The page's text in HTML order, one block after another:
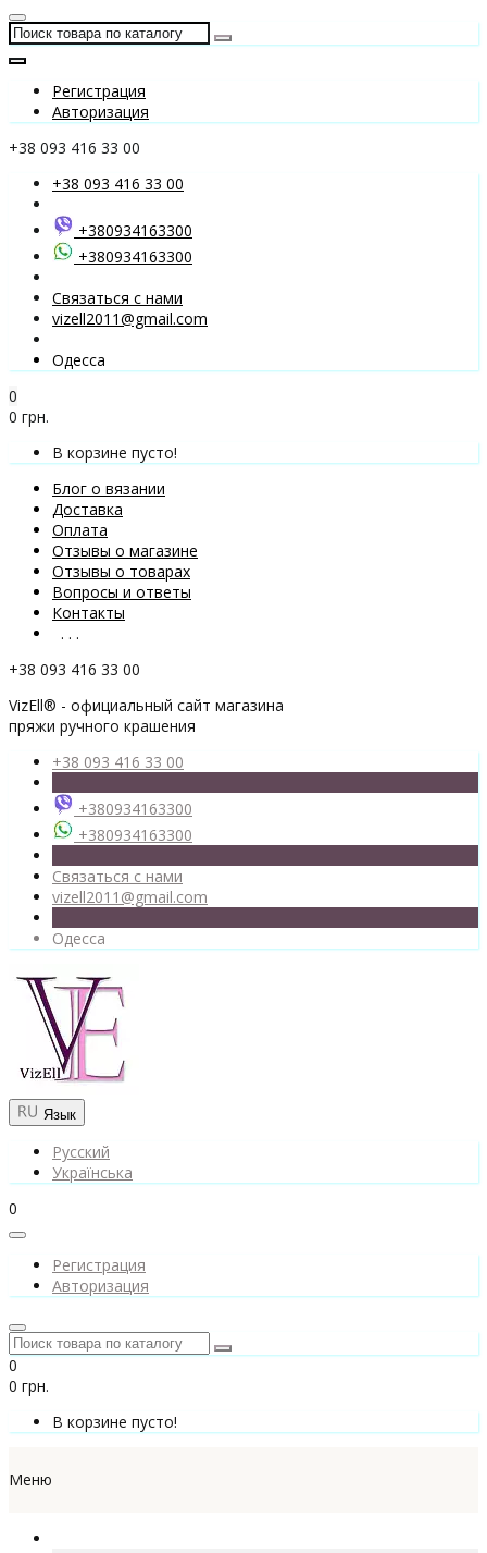
Регистрация
Авторизация
+38 093 416 33 00
+38 093 416 33 00
+380934163300
+380934163300
Связаться с нами
vizell2011@gmail.com
Одесса
0
0 грн.
В корзине пусто!
Блог о вязании
Доставка
Оплата
Отзывы о магазине
Отзывы о товарах
Вопросы и ответы
Контакты
. . .
+38 093 416 33 00
VizEll® - официальный сайт магазина
пряжи ручного крашения
+38 093 416 33 00
+380934163300
+380934163300
Связаться с нами
vizell2011@gmail.com
Одесса
Язык
Русский
Українська
0
Регистрация
Авторизация
0
0 грн.
В корзине пусто!
Меню